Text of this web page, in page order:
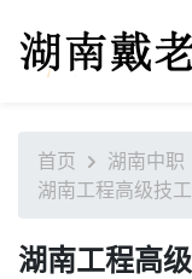
首页
湖南中职
湖南工程高级技
湖南工程高